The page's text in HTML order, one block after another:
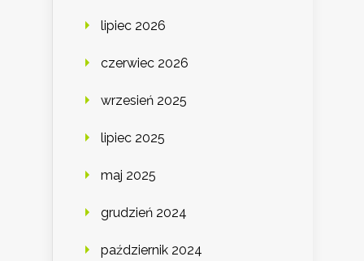
lipiec 2026
czerwiec 2026
wrzesień 2025
lipiec 2025
maj 2025
grudzień 2024
październik 2024